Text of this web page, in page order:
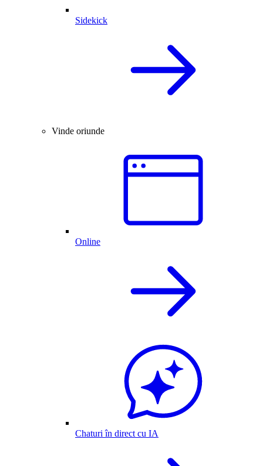
Sidekick
Vinde oriunde
Online
Chaturi în direct cu IA